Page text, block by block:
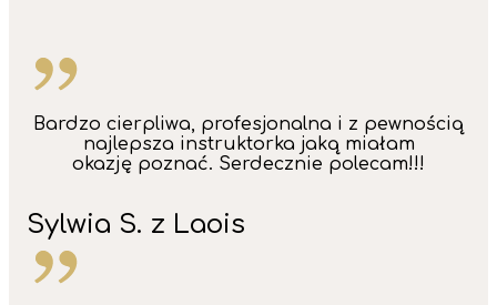
Bardzo cierpliwa, profesjonalna i z pewnością
najlepsza instruktorka jaką miałam
okazję poznać. Serdecznie polecam!!!
Sylwia S. z Laois